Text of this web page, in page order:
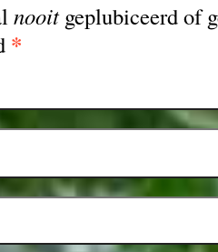
nooitgeplubiceerd of
*